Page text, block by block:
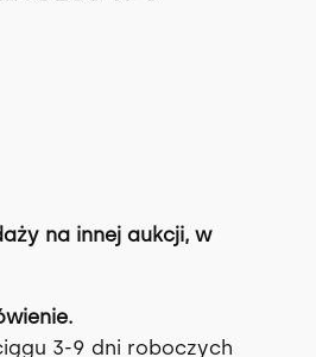
na innej aukcji, w
3-9 dni roboczych